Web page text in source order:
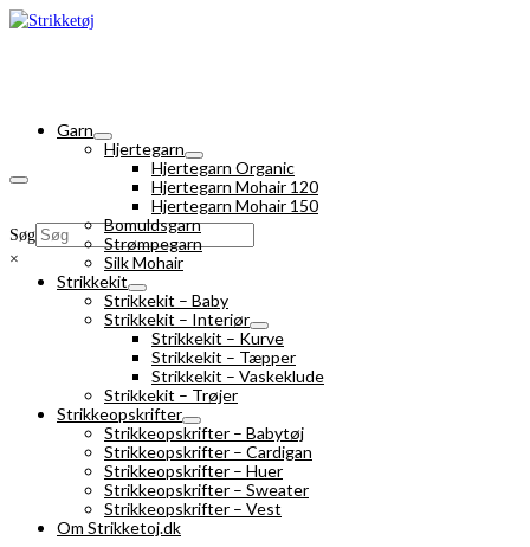
Søg
×
Garn
Hjertegarn
Hjertegarn Organic
Hjertegarn Mohair 120
Hjertegarn Mohair 150
Bomuldsgarn
Strømpegarn
Silk Mohair
Strikkekit
Strikkekit – Baby
Strikkekit – Interiør
Strikkekit – Kurve
Strikkekit – Tæpper
Strikkekit – Vaskeklude
Strikkekit – Trøjer
Strikkeopskrifter
Strikkeopskrifter – Babytøj
Strikkeopskrifter – Cardigan
Strikkeopskrifter – Huer
Strikkeopskrifter – Sweater
Strikkeopskrifter – Vest
Om Strikketoj.dk